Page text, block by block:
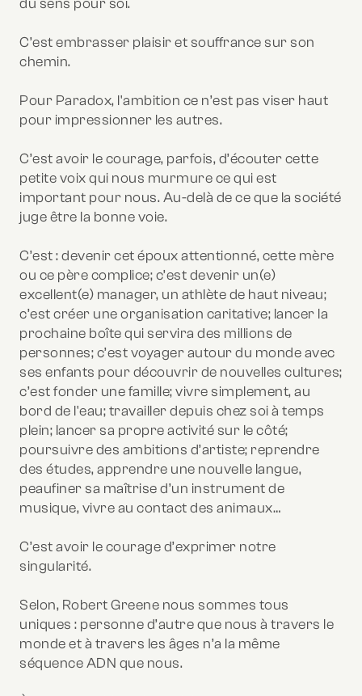
C’est embrasser plaisir et souffrance sur son
chemin.
Pour Paradox, l'ambition ce n’est pas viser haut
pour impressionner les autres.
C’est avoir le courage, parfois, d’écouter cette
petite voix qui nous murmure ce qui est
important pour nous. Au-delà de ce que la société
juge être la bonne voie.
C’est : devenir cet époux attentionné, cette mère
ou ce père complice; c’est devenir un(e)
excellent(e) manager, un athlète de haut niveau;
c’est créer une organisation caritative; lancer la
prochaine boîte qui servira des millions de
personnes; c’est voyager autour du monde avec
ses enfants pour découvrir de nouvelles cultures;
c’est fonder une famille; vivre simplement, au
bord de l'eau; travailler depuis chez soi à temps
plein; lancer sa propre activité sur le côté;
poursuivre des ambitions d’artiste; reprendre
des études, apprendre une nouvelle langue,
peaufiner sa maîtrise d’un instrument de
musique, vivre au contact des animaux…
C’est avoir le courage d’exprimer notre
singularité.
Selon, Robert Greene nous sommes tous
uniques : personne d’autre que nous à travers le
monde et à travers les âges n’a la même
séquence ADN que nous.